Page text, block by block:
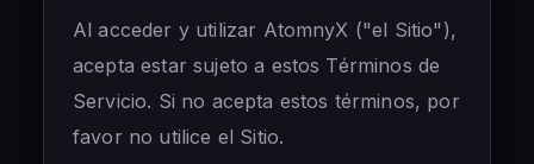
Al acceder y utilizar AtomnyX ("el Sitio"),
acepta estar sujeto a estos Términos de
Servicio. Si no acepta estos términos, por
favor no utilice el Sitio.